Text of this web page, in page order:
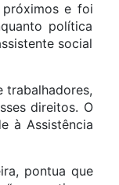
próximos e foi
política
social
trabalhadores,
direitos. O
à Assistência
pontua que